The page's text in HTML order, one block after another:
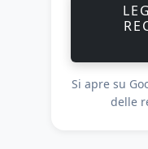
Si apre su
delle